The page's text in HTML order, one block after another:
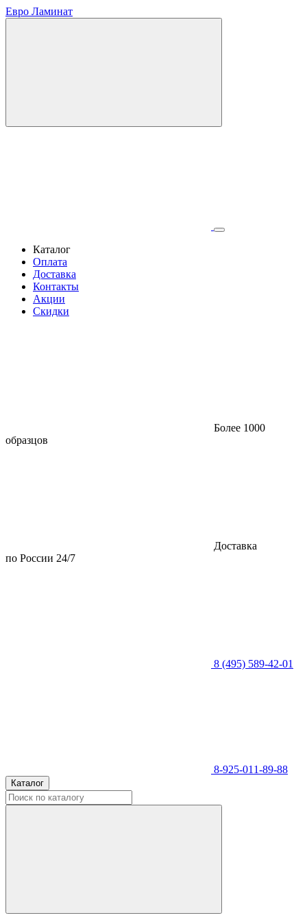
Евро Ламинат
Каталог
Оплата
Доставка
Контакты
Акции
Скидки
Более 1000
образцов
Доставка
по России 24/7
8 (495) 589-42-01
8-925-011-89-88
Каталог